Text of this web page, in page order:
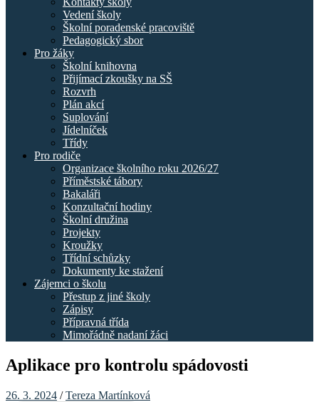
Vedení školy
Školní poradenské pracoviště
Pedagogický sbor
Pro žáky
Školní knihovna
Přijímací zkoušky na SŠ
Rozvrh
Plán akcí
Suplování
Jídelníček
Třídy
Pro rodiče
Organizace školního roku 2026/27
Příměstské tábory
Bakaláři
Konzultační hodiny
Školní družina
Projekty
Kroužky
Třídní schůzky
Dokumenty ke stažení
Zájemci o školu
Přestup z jiné školy
Zápisy
Přípravná třída
Mimořádně nadaní žáci
Aplikace pro kontrolu spádovosti
26. 3. 2024 /Tereza Martínková